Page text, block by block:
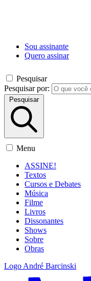
Sou assinante
Quero assinar
Pesquisar
Pesquisar por:
Pesquisar
Menu
ASSINE!
Textos
Cursos e Debates
Música
Filme
Livros
Dissonantes
Shows
Sobre
Obras
Logo André Barcinski